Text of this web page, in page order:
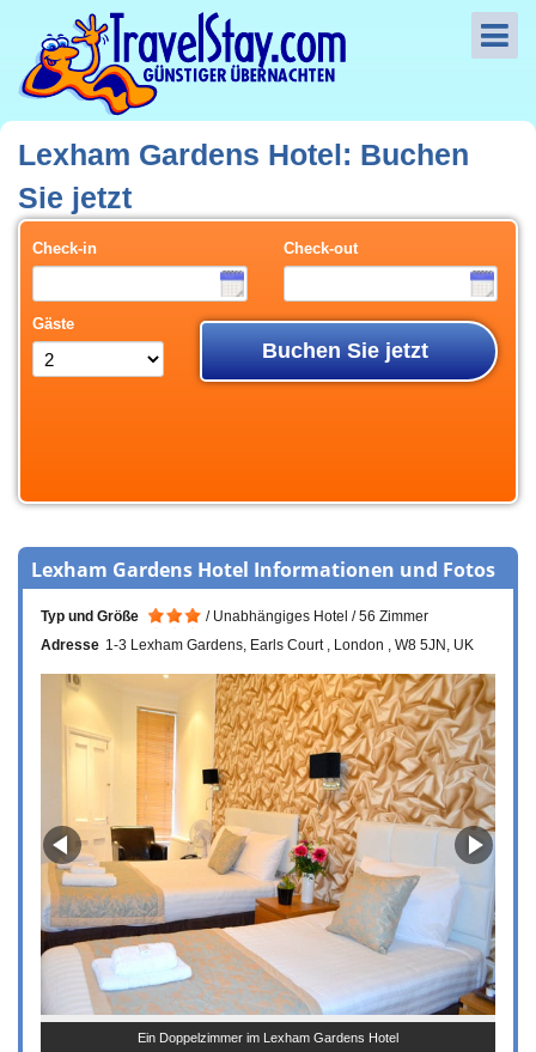
Lexham Gardens Hotel: Buchen
Sie jetzt
Check-in Check-out
Gäste
Buchen Sie jetzt
Lexham Gardens Hotel Informationen und Fotos
Typ und Größe Unabhängiges Hotel
56 Zimmer
Adresse 1-3 Lexham Gardens Earls Court London W8 5JN UK
Ein Doppelzimmer im Lexham Gardens Hotel